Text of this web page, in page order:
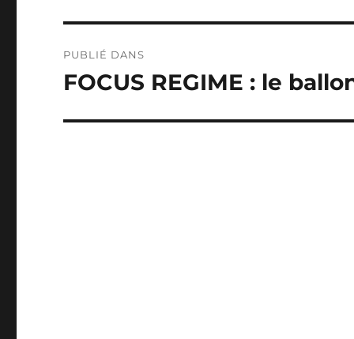
de
l’article
PUBLIÉ DANS
FOCUS REGIME : le